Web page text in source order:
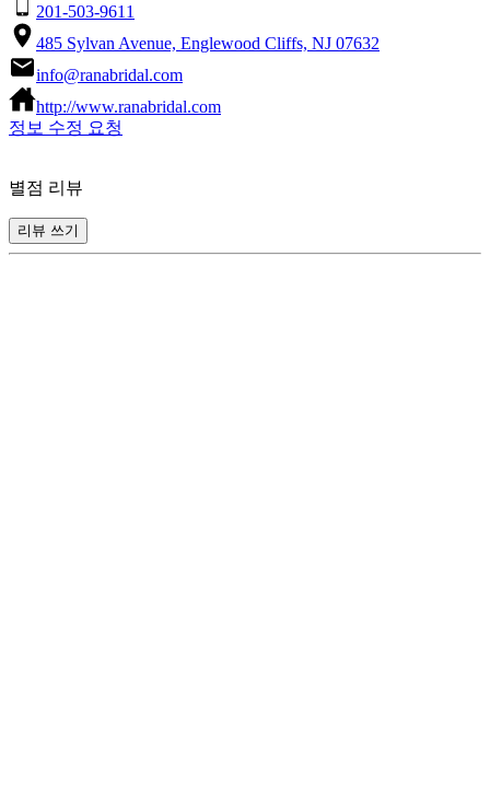
201-503-9611
485 Sylvan Avenue, Englewood Cliffs, NJ 07632
info@ranabridal.com
http://www.ranabridal.com
정보 수정 요청
별점 리뷰
리뷰 쓰기